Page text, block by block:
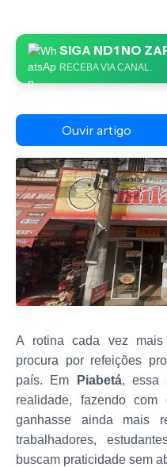
SIGA ND1 NO
RECEBA VIA CANAL.
Ouvir artigo
A rotina cada vez mais
procura por refeições
país. Em
Piabetá, essa
realidade, fazendo
ganhasse ainda mais
trabalhadores,
buscam praticidade sem